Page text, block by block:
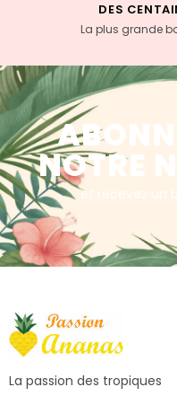
DES
La plus grande
NOTRE
et recevez un
La passion des tropiques